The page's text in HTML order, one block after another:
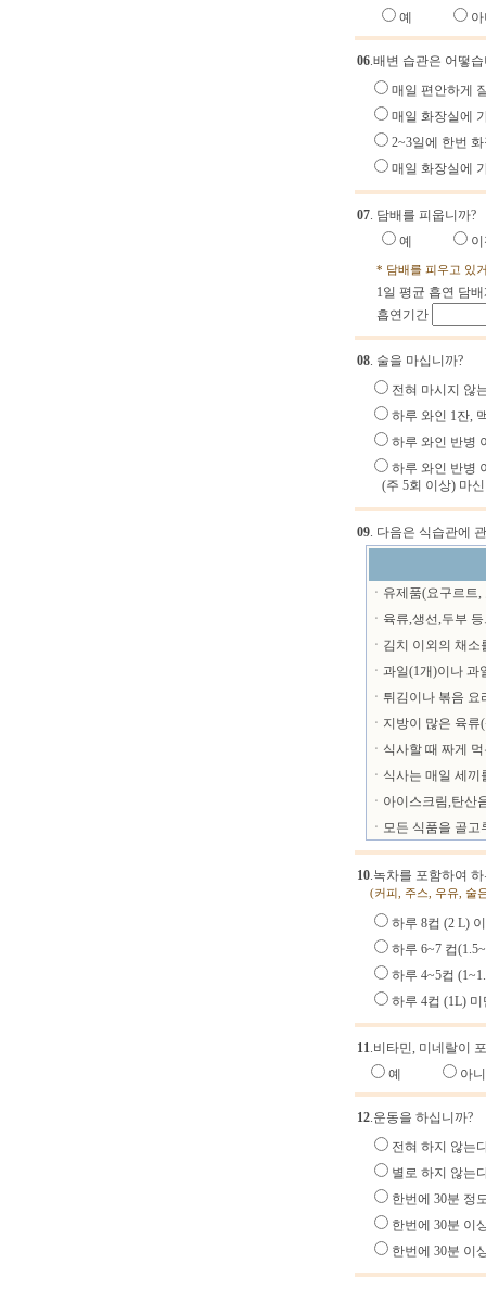
예
06.배변 습관은 어떻습
매일 편안하게
매일 화장실에
2~3일에 한번
매일 화장실에
07. 담배를 피웁니까?
예
* 담배를 피우고 있
1일 평균 흡연 담
흡연기간
08. 술을 마십니까?
전혀 마시지 않
하루 와인 1잔,
하루 와인 반병
하루 와인 반병
(주 5회 이상) 마
09. 다음은 식습관에
ㆍ유제품(요구르트
ㆍ육류,생선,두부
ㆍ김치 이외의 채
ㆍ과일(1개)이나
ㆍ튀김이나 볶음
ㆍ지방이 많은 육
ㆍ식사할 때 짜게
ㆍ식사는 매일 세
ㆍ아이스크림,탄산
ㆍ모든 식품을 골
10.녹차를 포함하여
(커피, 주스, 우유, 술
하루 8컵 (2 L)
하루 6~7 컵
하루 4~5컵
하루 4컵 (1L)
11.비타민, 미네랄이
예
아
12.운동을 하십니까?
전혀 하지 않는
별로 하지 않는
한번에 30분 정
한번에 30분 이
한번에 30분 이